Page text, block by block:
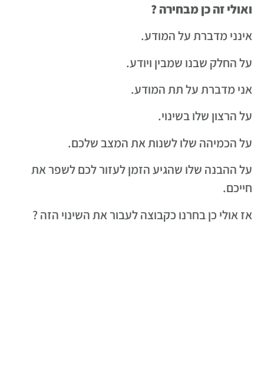
ואולי זה כן מבחירה ?
אינני מדברת על המודע.
על החלק שבנו שמבין ויודע.
אני מדברת על תת המודע.
על הרצון שלו בשינוי.
על הכמיהה שלו לשנות את המצב שלכם.
על ההבנה שלו שהגיע הזמן לעזור לכם לשפר את
חייכם.
אז אולי כן בחרנו כקבוצה לעבור את השינוי הזה ?